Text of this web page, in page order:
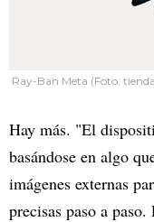
Ray-Ban Meta (Foto:
Hay más. "El
basándose en algo
imágenes externas
precisas paso a